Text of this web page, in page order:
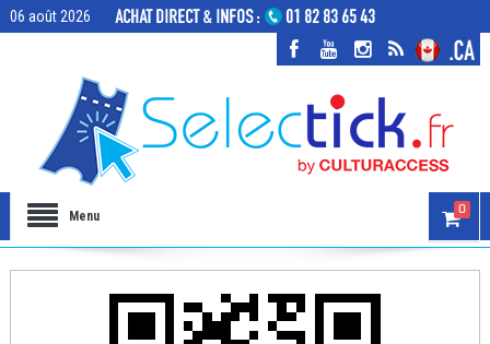
06 août 2026
Menu 0